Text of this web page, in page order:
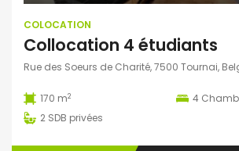
COLOCATION
Collocation 4 étudiants
Rue des Soeurs de Charité, 7500 Tournai,
170 m2 4
2 SDB privées